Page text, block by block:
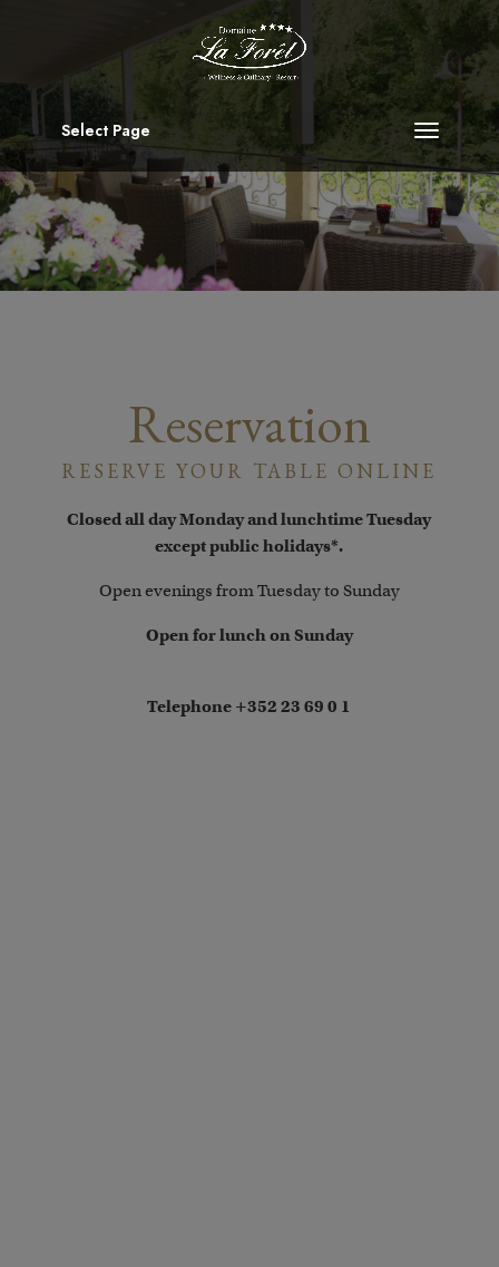
Select Page
Reservation
RESERVE YOUR TABLE ONLINE
Closed all day Monday and lunchtime Tuesday
except public holidays*.
Open evenings from Tuesday to Sunday
Open for lunch on Sunday
Telephone +352 23 69 0 1